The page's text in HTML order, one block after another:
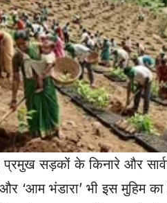
प्रमुख सड़कों के किनारे और
‘आम भंडारा’ भी इस मुहिम का